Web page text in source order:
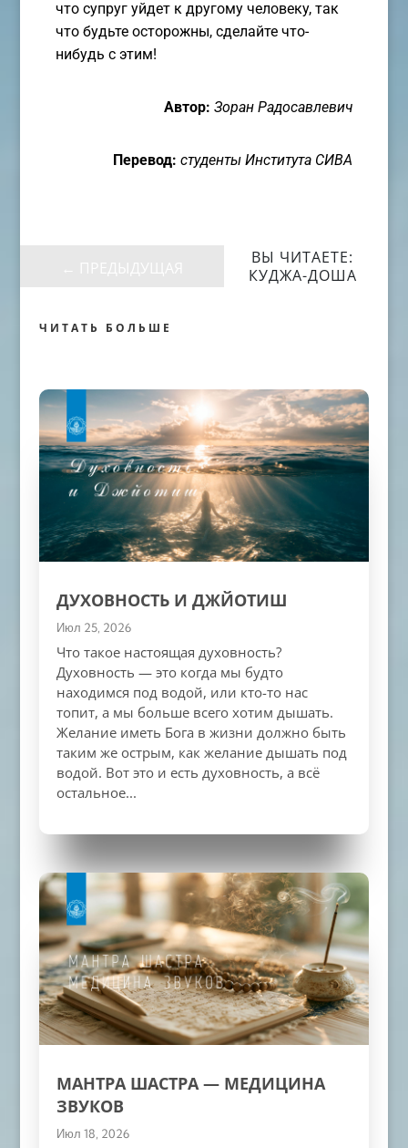
что супруг уйдет к другому человеку, так
что будьте осторожны, сделайте что-
нибудь с этим!
Автор: Зоран Радосавлевич
Перевод: студенты Института СИВА
ВЫ ЧИТАЕТЕ:
КУДЖА-ДОША
ЧИТАТЬ БОЛЬШЕ
ДУХОВНОСТЬ И ДЖЙОТИШ
Июл 25, 2026
Что такое настоящая духовность?
Духовность — это когда мы будто
находимся под водой, или кто-то нас
топит, а мы больше всего хотим дышать.
Желание иметь Бога в жизни должно быть
таким же острым, как желание дышать под
водой. Вот это и есть духовность, а всё
остальное...
МАНТРА ШАСТРА — МЕДИЦИНА
ЗВУКОВ
Июл 18, 2026